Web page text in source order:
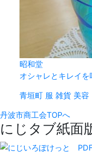
昭和堂
オシャレとキレイ
青垣町 服 雑貨 美容
丹波市商工会TOPへ
にじタブ紙面